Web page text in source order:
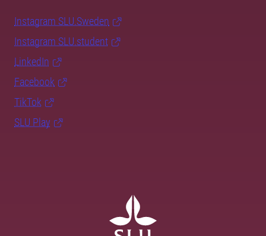
Instagram SLU.Sweden
Instagram SLU.student
LinkedIn
Facebook
TikTok
SLU Play